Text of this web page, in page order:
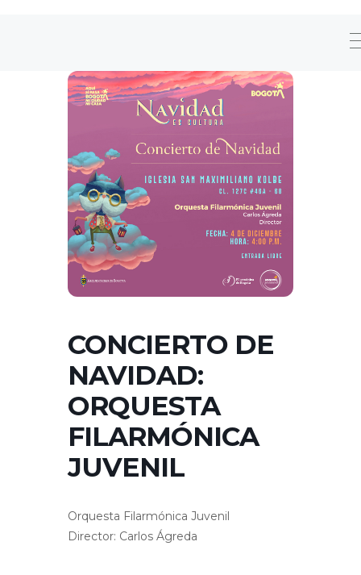
CONCIERTO DE
NAVIDAD:
ORQUESTA
FILARMÓNICA
JUVENIL
Orquesta Filarmónica Juvenil
Director: Carlos Ágreda